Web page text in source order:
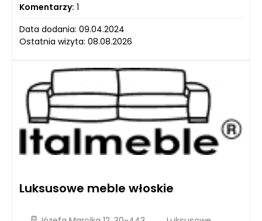
Komentarzy: 1
Data dodania: 09.04.2024
Ostatnia wizyta: 08.08.2026
Luksusowe meble włoskie